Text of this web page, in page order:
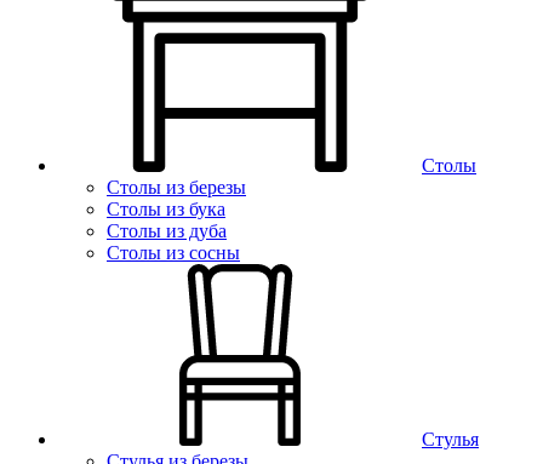
Столы
Столы из березы
Столы из бука
Столы из дуба
Столы из сосны
Стулья